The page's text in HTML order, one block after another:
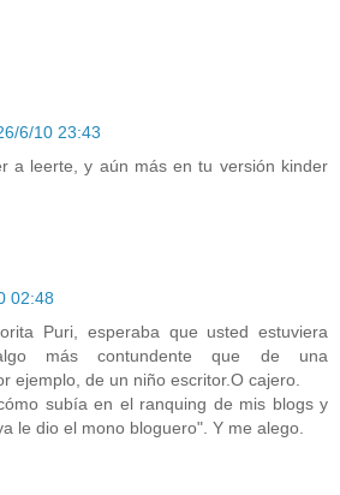
6/10 23:43
a leerte, y aún más en tu versión kinder
02:48
Puri, esperaba que usted estuviera
más contundente que de una
ejemplo, de un niño escritor.O cajero.
subía en el ranquing de mis blogs y
le dio el mono bloguero". Y me alego.